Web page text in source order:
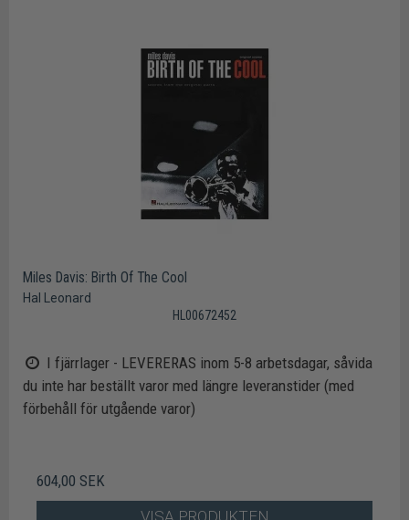
Miles Davis: Birth Of The Cool
Hal Leonard
HL00672452
I fjärrlager - LEVERERAS inom 5-8 arbetsdagar, såvida
du inte har beställt varor med längre leveranstider (med
förbehåll för utgående varor)
604,00 SEK